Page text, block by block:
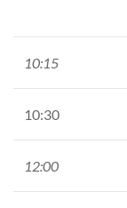
10:15
10:30
12:00